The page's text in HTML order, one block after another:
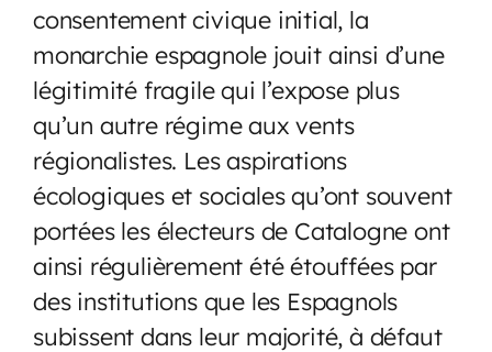
consentement civique initial, la
monarchie espagnole jouit ainsi d’une
légitimité fragile qui l’expose plus
qu’un autre régime aux vents
régionalistes. Les aspirations
écologiques et sociales qu’ont souvent
portées les électeurs de Catalogne ont
ainsi régulièrement été étouffées par
des institutions que les Espagnols
subissent dans leur majorité, à défaut